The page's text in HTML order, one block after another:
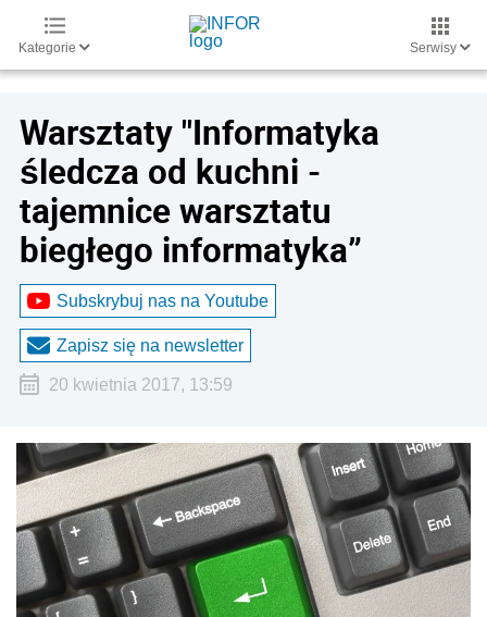
Kategorie Serwisy
Warsztaty "Informatyka
śledcza od kuchni -
tajemnice warsztatu
biegłego informatyka”
Subskrybuj nas na Youtube
Zapisz się na newsletter
20 kwietnia 2017, 13:59